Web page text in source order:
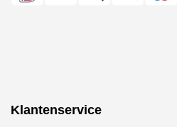
Klantenservice